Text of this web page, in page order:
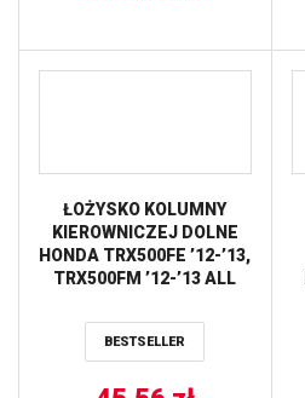
ŁOŻYSKO KOLUMNY
KIEROWNICZEJ DOLNE
HONDA TRX500FE ’12-’13,
TRX500FM ’12-’13 ALL
BESTSELLER